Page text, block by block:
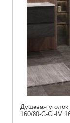
Душевая уголок
160/80-C-Cr-IV